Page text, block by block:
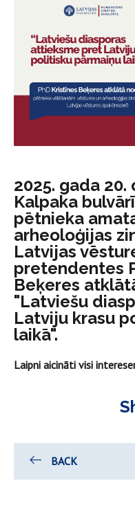
2025. gada
Kalpaka
pētnieka
arheoloģijas
Latvijas
pretendentes
Beķeres
"Latviešu
Latviju krasu
laikā".
Laipni aicināti visi
BACK